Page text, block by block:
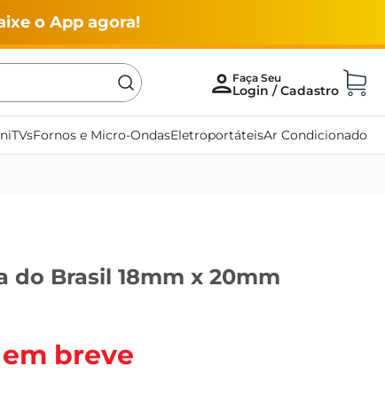
o App agora!
TVsFornos e Micro-OndasEletroportáteisAr Condicionado
do Brasil 18mm x 20mm
breve